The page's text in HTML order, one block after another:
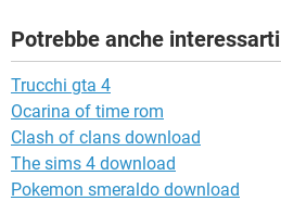
Potrebbe anche interessarti
Trucchi gta 4
Ocarina of time rom
Clash of clans download
The sims 4 download
Pokemon smeraldo download